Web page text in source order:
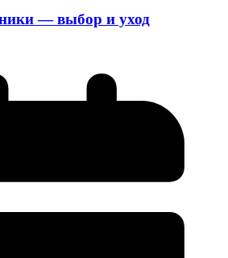
— выбор и уход